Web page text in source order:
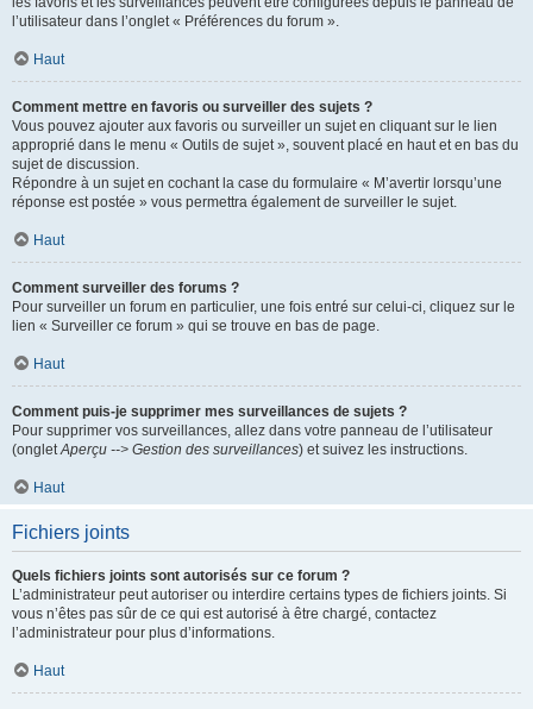
l’utilisateur dans l’onglet « Préférences du forum ».
Haut
Comment mettre en favoris ou surveiller des sujets ?
Vous pouvez ajouter aux favoris ou surveiller un sujet en cliquant sur le lien
approprié dans le menu « Outils de sujet », souvent placé en haut et en bas du
sujet de discussion.
Répondre à un sujet en cochant la case du formulaire « M’avertir lorsqu’une
réponse est postée » vous permettra également de surveiller le sujet.
Haut
Comment surveiller des forums ?
Pour surveiller un forum en particulier, une fois entré sur celui-ci, cliquez sur le
lien « Surveiller ce forum » qui se trouve en bas de page.
Haut
Comment puis-je supprimer mes surveillances de sujets ?
Pour supprimer vos surveillances, allez dans votre panneau de l’utilisateur
(ongletAperçu --> Gestion des surveillances) et suivez les instructions.
Haut
Fichiers joints
Quels fichiers joints sont autorisés sur ce forum ?
L’administrateur peut autoriser ou interdire certains types de fichiers joints. Si
vous n’êtes pas sûr de ce qui est autorisé à être chargé, contactez
l’administrateur pour plus d’informations.
Haut